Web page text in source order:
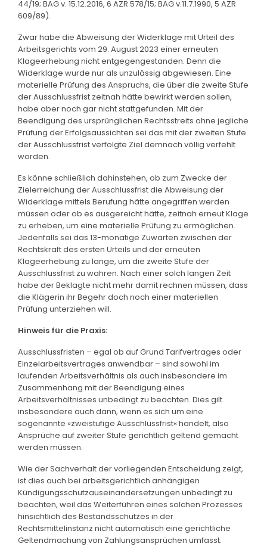
44/19; BAG v. 15.12.2016, 6 AZR 578/15; BAG v.11.7.1990, 5 AZR
609/89).
Zwar habe die Abweisung der Widerklage mit Urteil des
Arbeitsgerichts vom 29. August 2023 einer erneuten
Klageerhebung nicht entgegengestanden. Denn die
Widerklage wurde nur als unzulässig abgewiesen. Eine
materielle Prüfung des Anspruchs, die über die zweite Stufe
der Ausschlussfrist zeitnah hätte bewirkt werden sollen,
habe aber noch gar nicht stattgefunden. Mit der
Beendigung des ursprünglichen Rechtsstreits ohne jegliche
Prüfung der Erfolgsaussichten sei das mit der zweiten Stufe
der Ausschlussfrist verfolgte Ziel demnach völlig verfehlt
worden.
Es könne schließlich dahinstehen, ob zum Zwecke der
Zielerreichung der Ausschlussfrist die Abweisung der
Widerklage mittels Berufung hätte angegriffen werden
müssen oder ob es ausgereicht hätte, zeitnah erneut Klage
zu erheben, um eine materielle Prüfung zu ermöglichen.
Jedenfalls sei das 13-monatige Zuwarten zwischen der
Rechtskraft des ersten Urteils und der erneuten
Klageerhebung zu lange, um die zweite Stufe der
Ausschlussfrist zu wahren. Nach einer solch langen Zeit
habe der Beklagte nicht mehr damit rechnen müssen, dass
die Klägerin ihr Begehr doch noch einer materiellen
Prüfung unterziehen will.
Hinweis für die Praxis:
Ausschlussfristen – egal ob auf Grund Tarifvertrages oder
Einzelarbeitsvertrages anwendbar – sind sowohl im
laufenden Arbeitsverhältnis als auch insbesondere im
Zusammenhang mit der Beendigung eines
Arbeitsverhältnisses unbedingt zu beachten. Dies gilt
insbesondere auch dann, wenn es sich um eine
sogenannte »zweistufige Ausschlussfrist« handelt, also
Ansprüche auf zweiter Stufe gerichtlich geltend gemacht
werden müssen.
Wie der Sachverhalt der vorliegenden Entscheidung zeigt,
ist dies auch bei arbeitsgerichtlich anhängigen
Kündigungsschutzauseinandersetzungen unbedingt zu
beachten, weil das Weiterführen eines solchen Prozesses
hinsichtlich des Bestandsschutzes in der
Rechtsmittelinstanz nicht automatisch eine gerichtliche
Geltendmachung von Zahlungsansprüchen umfasst.